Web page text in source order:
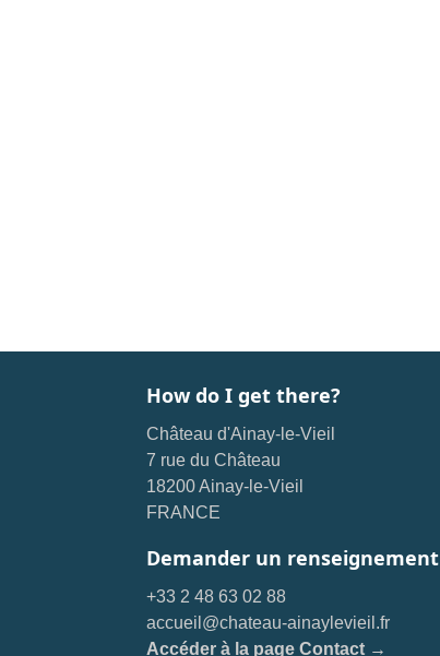
How do I get there?
Château d'Ainay-le-Vieil
7 rue du Château
18200 Ainay-le-Vieil
FRANCE
Demander un renseignement
+33 2 48 63 02 88
accueil@chateau-ainaylevieil.fr
Accéder à la page Contact →